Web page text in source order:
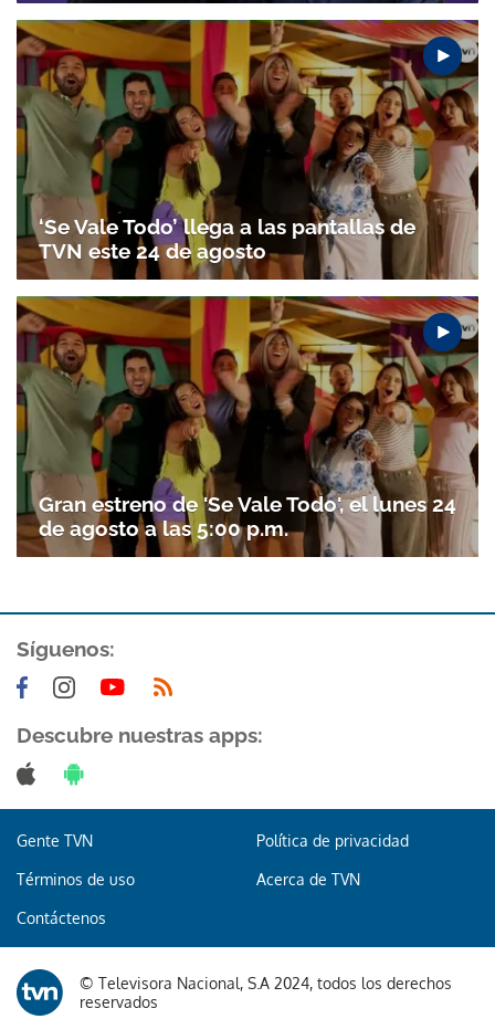
‘Se Vale Todo’ llega a las pantallas de
TVN este 24 de agosto
Gran estreno de 'Se Vale Todo', el lunes 24
de agosto a las 5:00 p.m.
Síguenos:
Descubre nuestras apps:
Gente TVN Política de privacidad
Términos de uso Acerca de TVN
Contáctenos
© Televisora Nacional, S.A 2024, todos los derechos
reservados